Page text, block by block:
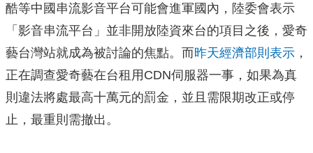
酷等中國串流影音平台可能會進軍國內，陸委會表示
「影音串流平台」並非開放陸資來台的項目之後，愛奇
藝台灣站就成為被討論的焦點。而昨天經濟部則表示 ，
正在調查愛奇藝在台租用CDN伺服器一事，如果為真
則違法將處最高十萬元的罰金，並且需限期改正或停
止，最重則需撤出。